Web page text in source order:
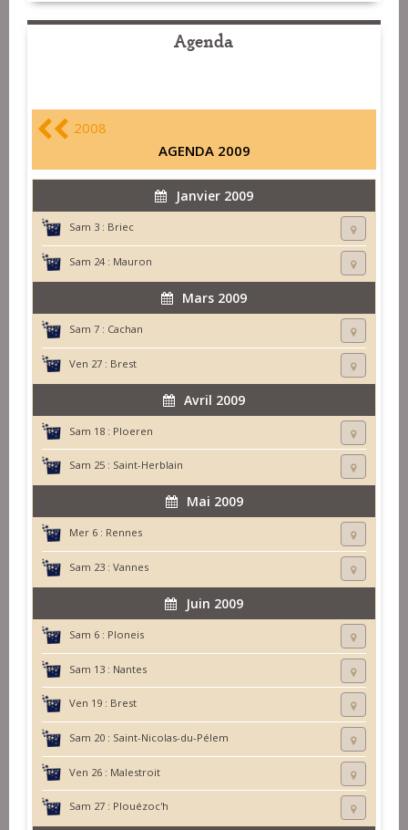
Agenda
2008
AGENDA 2009
Janvier 2009
Sam 3 : Briec
Sam 24 : Mauron
Mars 2009
Sam 7 : Cachan
Ven 27 : Brest
Avril 2009
Sam 18 : Ploeren
Sam 25 : Saint-Herblain
Mai 2009
Mer 6 : Rennes
Sam 23 : Vannes
Juin 2009
Sam 6 : Ploneis
Sam 13 : Nantes
Ven 19 : Brest
Sam 20 : Saint-Nicolas-du-Pélem
Ven 26 : Malestroit
Sam 27 : Plouézoc'h